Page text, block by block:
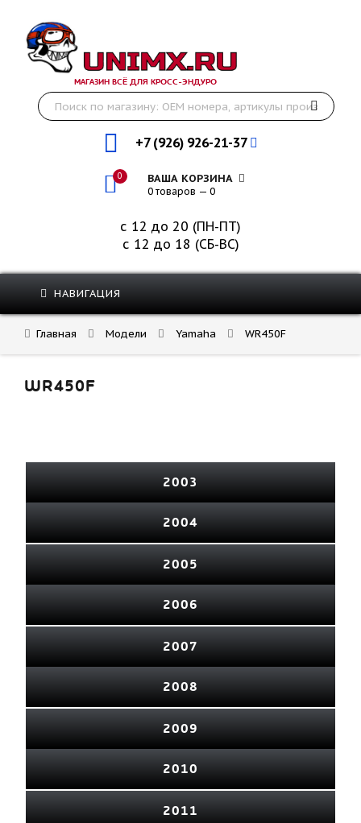
МАГАЗИН ВСЁ ДЛЯ КРОСС-ЭНДУРО
+7 (926) 926-21-37
0 ВАША КОРЗИНА
0 товаров — 0
с 12 до 20 (ПН-ПТ)
с 12 до 18 (СБ-ВС)
НАВИГАЦИЯ
Главная Модели Yamaha WR450F
WR450F
2003
2004
2005
2006
2007
2008
2009
2010
2011